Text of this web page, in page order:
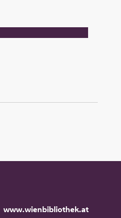
www.wienbibliothek.at